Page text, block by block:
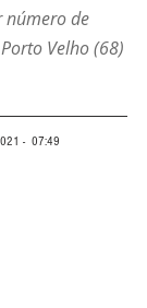
número de
Velho (68)
-  07:49